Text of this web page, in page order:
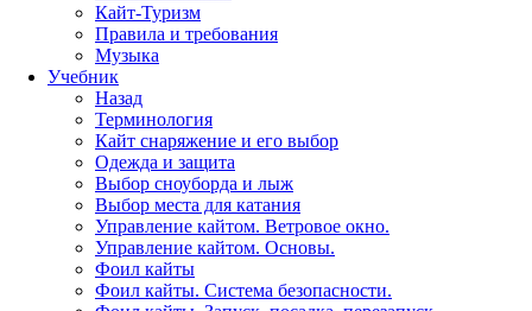
Кайт-Туризм
Правила и требования
Музыка
Учебник
Назад
Терминология
Кайт снаряжение и его выбор
Одежда и защита
Выбор сноуборда и лыж
Выбор места для катания
Управление кайтом. Ветровое окно.
Управление кайтом. Основы.
Фоил кайты
Фоил кайты. Система безопасности.